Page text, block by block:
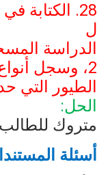
28. الكتابة
ل
2، وسجل أنواع
الطيور التي
الحل:
متروك
أسئلة